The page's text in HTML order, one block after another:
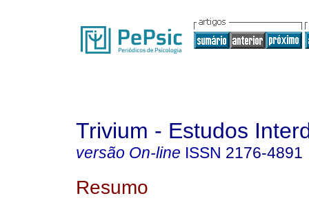
Trivium - Estudos
versão On-line ISSN 2176-4891
Resumo